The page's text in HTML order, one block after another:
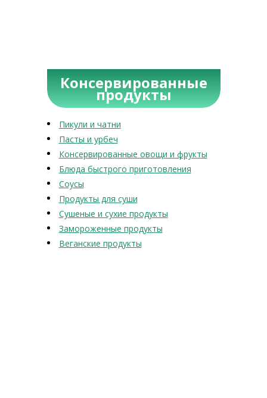
Консервированные
продукты
Пикули и чатни
Пасты и урбеч
Консервированные овощи и фрукты
Блюда быстрого приготовления
Соусы
Продукты для суши
Сушеные и сухие продукты
Замороженные продукты
Веганские продукты